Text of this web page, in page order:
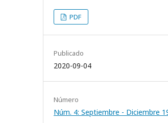
PDF
Publicado
2020-09-04
Número
Núm. 4: Septiembre - Diciembre